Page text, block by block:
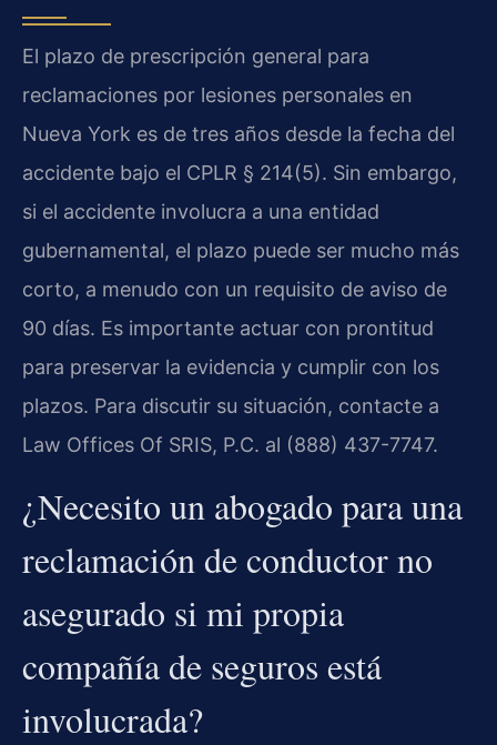
El plazo de prescripción general para
reclamaciones por lesiones personales en
Nueva York es de tres años desde la fecha del
accidente bajo el CPLR § 214(5). Sin embargo,
si el accidente involucra a una entidad
gubernamental, el plazo puede ser mucho más
corto, a menudo con un requisito de aviso de
90 días. Es importante actuar con prontitud
para preservar la evidencia y cumplir con los
plazos. Para discutir su situación, contacte a
Law Offices Of SRIS, P.C. al (888) 437-7747.
¿Necesito un abogado para una
reclamación de conductor no
asegurado si mi propia
compañía de seguros está
involucrada?